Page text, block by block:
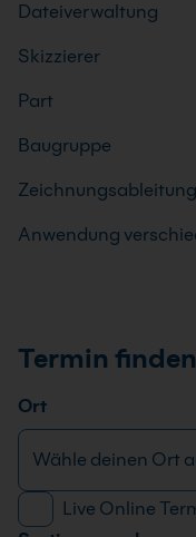
Dateiverwaltung
Skizzierer
Part
Baugruppe
Zeichnungsableitung
Anwendung
Termin finden
Ort
Live Online